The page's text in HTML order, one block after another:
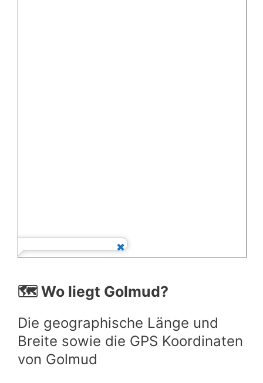
🗺️ Wo liegt Golmud?
Die geographische Länge und
Breite sowie die GPS Koordinaten
von Golmud